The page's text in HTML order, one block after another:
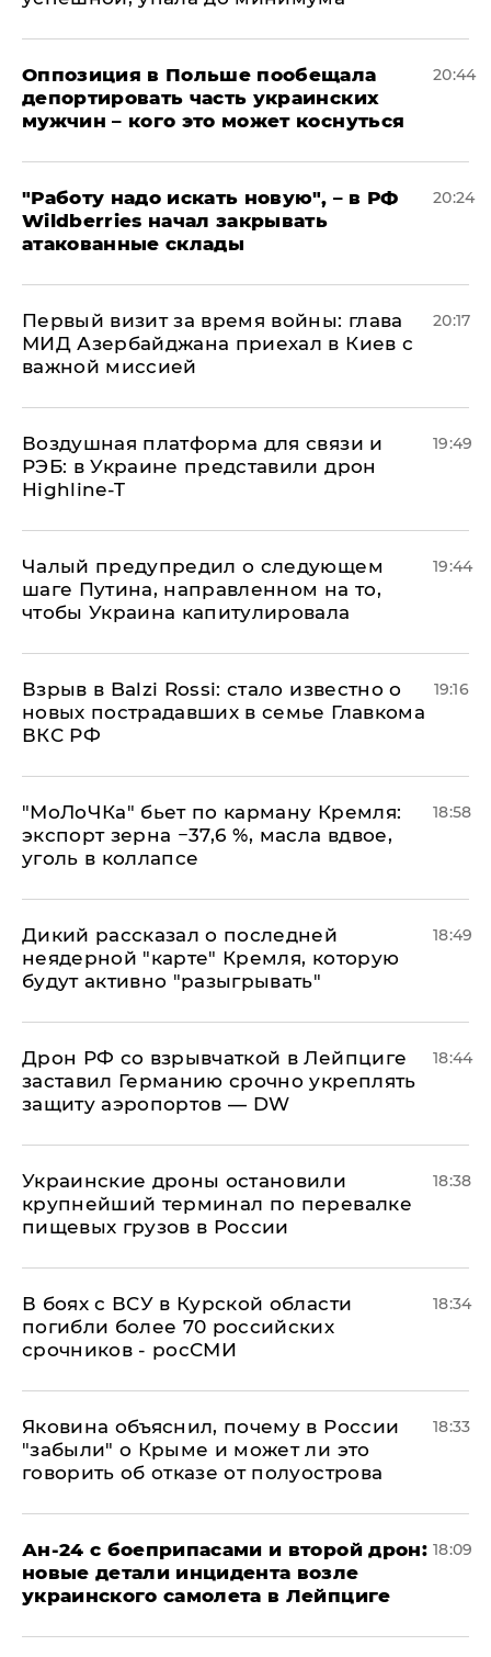
Оппозиция в Польше пообещала
депортировать часть украинских
мужчин – кого это может коснуться
20:44
"Работу надо искать новую", – в РФ
Wildberries начал закрывать
атакованные склады
20:24
Первый визит за время войны: глава
МИД Азербайджана приехал в Киев с
важной миссией
20:17
Воздушная платформа для связи и
РЭБ: в Украине представили дрон
Highline-T
19:49
Чалый предупредил о следующем
шаге Путина, направленном на то,
чтобы Украина капитулировала
19:44
Взрыв в Balzi Rossi: стало известно о
новых пострадавших в семье Главкома
ВКС РФ
19:16
​"МоЛоЧКа" бьет по карману Кремля:
экспорт зерна −37,6 %, масла вдвое,
уголь в коллапсе
18:58
Дикий рассказал о последней
неядерной "карте" Кремля, которую
будут активно "разыгрывать"
18:49
​Дрон РФ со взрывчаткой в Лейпциге
заставил Германию срочно укреплять
защиту аэропортов — DW
18:44
Украинские дроны остановили
крупнейший терминал по перевалке
пищевых грузов в России
18:38
В боях с ВСУ в Курской области
погибли более 70 российских
срочников - росСМИ
18:34
Яковина объяснил, почему в России
"забыли" о Крыме и может ли это
говорить об отказе от полуострова
18:33
Ан-24 с боеприпасами и второй дрон:
новые детали инцидента возле
украинского самолета в Лейпциге
18:09